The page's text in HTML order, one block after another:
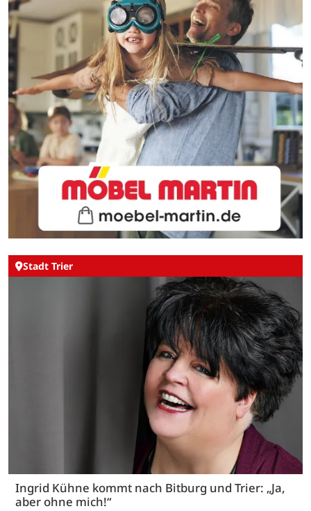
Stadt Trier
Ingrid Kühne kommt nach Bitburg und Trier: „Ja,
aber ohne mich!“